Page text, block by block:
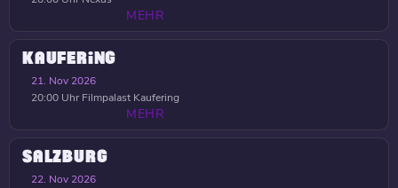
MEHR
KAUFERING
21. Nov 2026
20:00 Uhr Filmpalast Kaufering
MEHR
SALZBURG
22. Nov 2026